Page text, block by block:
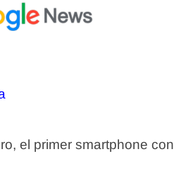
el primer smartphone con